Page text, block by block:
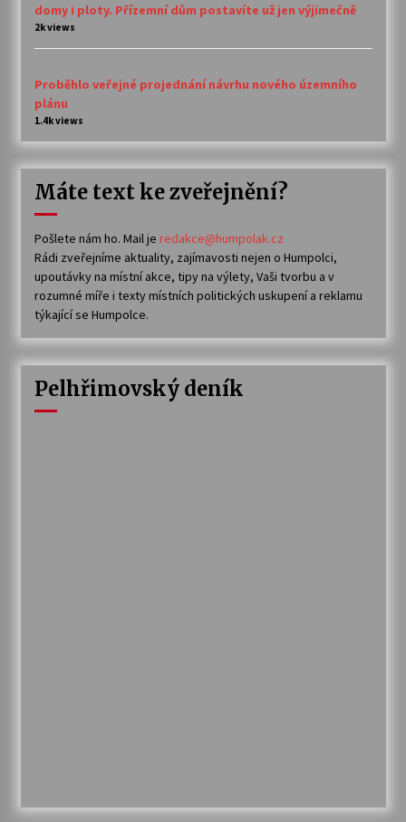
domy i ploty. Přízemní dům postavíte už jen výjimečně
2k views
Proběhlo veřejné projednání návrhu nového územního
plánu
1.4k views
Máte text ke zveřejnění?
Pošlete nám ho. Mail je redakce@humpolak.cz
Rádi zveřejníme aktuality, zajímavosti nejen o Humpolci,
upoutávky na místní akce, tipy na výlety, Vaši tvorbu a v
rozumné míře i texty místních politických uskupení a reklamu
týkající se Humpolce.
Pelhřimovský deník